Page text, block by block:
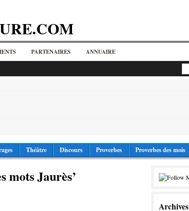
PARTENAIRES ANNUAIRE
Théâtre Discours Proverbes Proverbes des mois
mots Jaurès’
Archives